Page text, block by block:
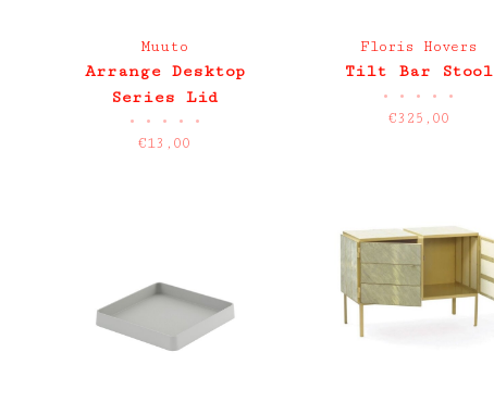
Muuto
Arrange Desktop
Series Lid
• • • • •
€13,00
Floris Hovers
Tilt Bar Stool
• • • • •
€325,00